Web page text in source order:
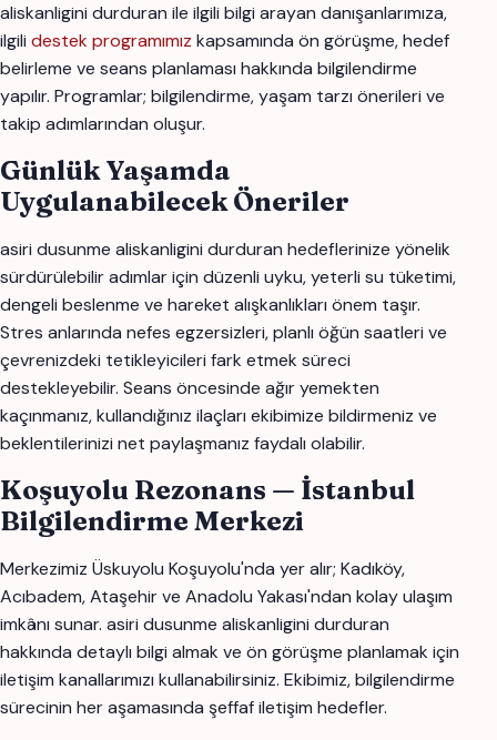
aliskanligini durduran ile ilgili bilgi arayan danışanlarımıza,
ilgili destek programımız kapsamında ön görüşme, hedef
belirleme ve seans planlaması hakkında bilgilendirme
yapılır. Programlar; bilgilendirme, yaşam tarzı önerileri ve
takip adımlarından oluşur.
Günlük Yaşamda
Uygulanabilecek Öneriler
asiri dusunme aliskanligini durduran hedeflerinize yönelik
sürdürülebilir adımlar için düzenli uyku, yeterli su tüketimi,
dengeli beslenme ve hareket alışkanlıkları önem taşır.
Stres anlarında nefes egzersizleri, planlı öğün saatleri ve
çevrenizdeki tetikleyicileri fark etmek süreci
destekleyebilir. Seans öncesinde ağır yemekten
kaçınmanız, kullandığınız ilaçları ekibimize bildirmeniz ve
beklentilerinizi net paylaşmanız faydalı olabilir.
Koşuyolu Rezonans — İstanbul
Bilgilendirme Merkezi
Merkezimiz Üskuyolu Koşuyolu'nda yer alır; Kadıköy,
Acıbadem, Ataşehir ve Anadolu Yakası'ndan kolay ulaşım
imkânı sunar. asiri dusunme aliskanligini durduran
hakkında detaylı bilgi almak ve ön görüşme planlamak için
iletişim kanallarımızı kullanabilirsiniz. Ekibimiz, bilgilendirme
sürecinin her aşamasında şeffaf iletişim hedefler.